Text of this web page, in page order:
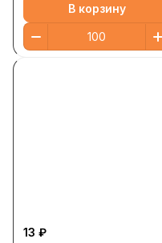
В корзину
13 ₽